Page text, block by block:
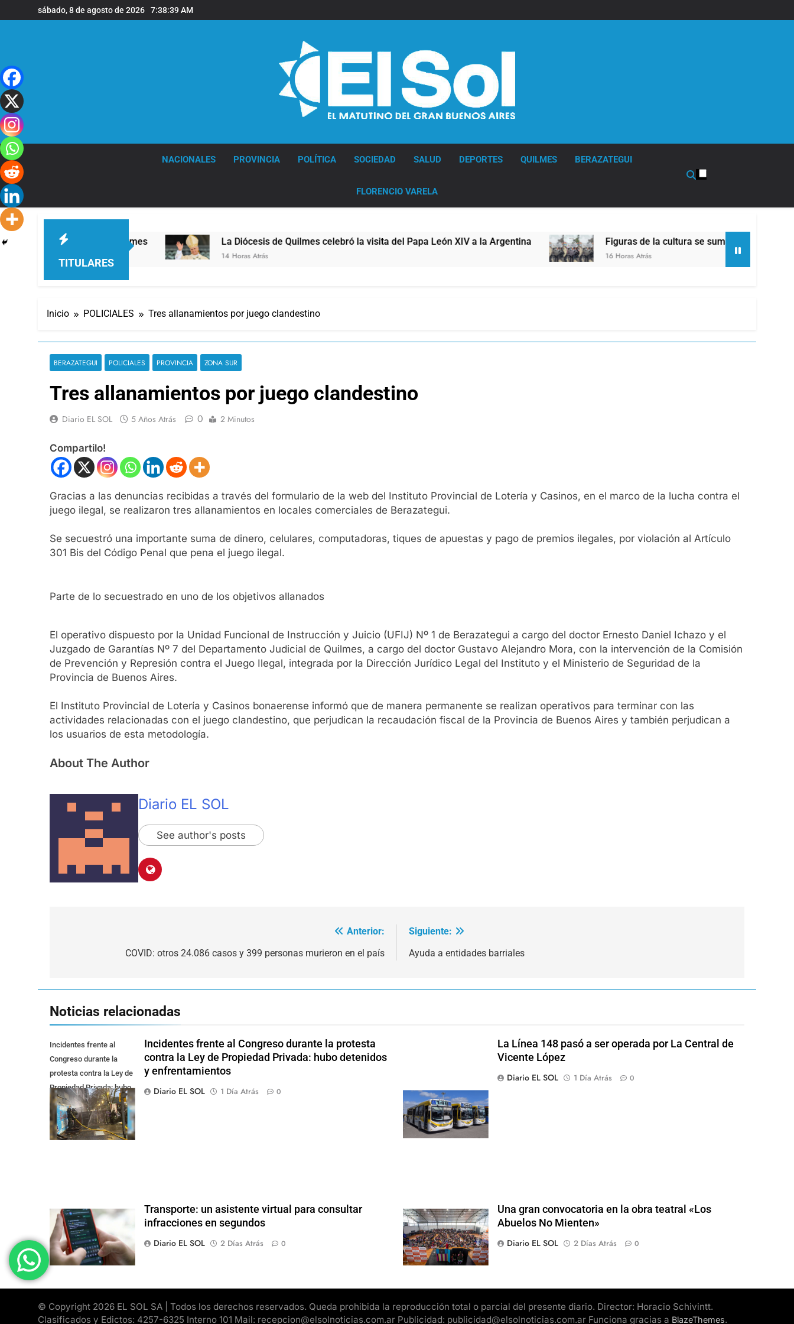
al
sábado, 8 de agosto de 2026 7:38:40 AM
NACIONALES PROVINCIA POLÍTICA SOCIEDAD SALUD DEPORTES QUILMES BERAZATEGUI
FLORENCIO VARELA
TITULARES
en la sede de Quilmes La Diócesis de Quilmes celebró la visita del Papa León XIV a la Argentina
14 Horas Atrás
Figuras de la cultura se sumaron a la marcha
16 Horas Atrás
Inicio POLICIALES Tres allanamientos por juego clandestino
BERAZATEGUI POLICIALES PROVINCIA ZONA SUR
Tres allanamientos por juego clandestino
Diario EL SOL 5 Años Atrás 0 2 Minutos
Compartilo!
Gracias a las denuncias recibidas a través del formulario de la web del Instituto Provincial de Lotería y Casinos, en el marco de la lucha contra el
juego ilegal, se realizaron tres allanamientos en locales comerciales de Berazategui.
Se secuestró una importante suma de dinero, celulares, computadoras, tiques de apuestas y pago de premios ilegales, por violación al Artículo
301 Bis del Código Penal que pena el juego ilegal.
Parte de lo secuestrado en uno de los objetivos allanados
El operativo dispuesto por la Unidad Funcional de Instrucción y Juicio (UFIJ) Nº 1 de Berazategui a cargo del doctor Ernesto Daniel Ichazo y el
Juzgado de Garantías Nº 7 del Departamento Judicial de Quilmes, a cargo del doctor Gustavo Alejandro Mora, con la intervención de la Comisión
de Prevención y Represión contra el Juego Ilegal, integrada por la Dirección Jurídico Legal del Instituto y el Ministerio de Seguridad de la
Provincia de Buenos Aires.
El Instituto Provincial de Lotería y Casinos bonaerense informó que de manera permanente se realizan operativos para terminar con las
actividades relacionadas con el juego clandestino, que perjudican la recaudación fiscal de la Provincia de Buenos Aires y también perjudican a
los usuarios de esta metodología.
About The Author
Diario EL SOL
See author's posts
Anterior:
COVID: otros 24.086 casos y 399 personas murieron en el país
Siguiente:
Ayuda a entidades barriales
Noticias relacionadas
Incidentes frente al
Congreso durante la
protesta contra la Ley de
Propiedad Privada: hubo
detenidos y
enfrentamientos
Incidentes frente al Congreso durante la protesta
contra la Ley de Propiedad Privada: hubo detenidos
y enfrentamientos
Diario EL SOL
1 Día Atrás 0
La Línea 148 pasó a ser operada por La Central de
Vicente López
Diario EL SOL
1 Día Atrás 0
Transporte: un asistente virtual para consultar
infracciones en segundos
Diario EL SOL
2 Días Atrás 0
Una gran convocatoria en la obra teatral «Los
Abuelos No Mienten»
Diario EL SOL
2 Días Atrás 0
© Copyright 2026 EL SOL SA | Todos los derechos reservados. Queda prohibida la reproducción total o parcial del presente diario. Director: Horacio Schivintt.
Clasificados y Edictos: 4257-6325 Interno 101 Mail: recepcion@elsolnoticias.com.ar Publicidad: publicidad@elsolnoticias.com.ar Funciona gracias a BlazeThemes.